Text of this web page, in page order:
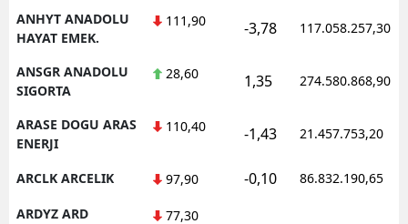
ANHYT ANADOLU
HAYAT EMEK.
111,90 -3,78 117.058.257,30
ANSGR ANADOLU
SIGORTA
28,60 1,35 274.580.868,90
ARASE DOGU ARAS
ENERJI
110,40 -1,43 21.457.753,20
ARCLK ARCELIK 97,90 -0,10 86.832.190,65
ARDYZ ARD
77,30